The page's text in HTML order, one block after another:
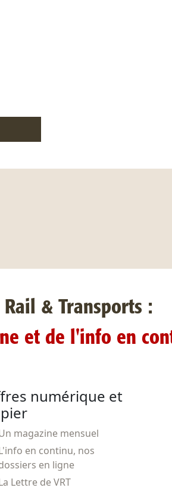
& Transports :
et de l'info en
numérique et
magazine mensuel
en continu, nos
en ligne
Lettre de VRT